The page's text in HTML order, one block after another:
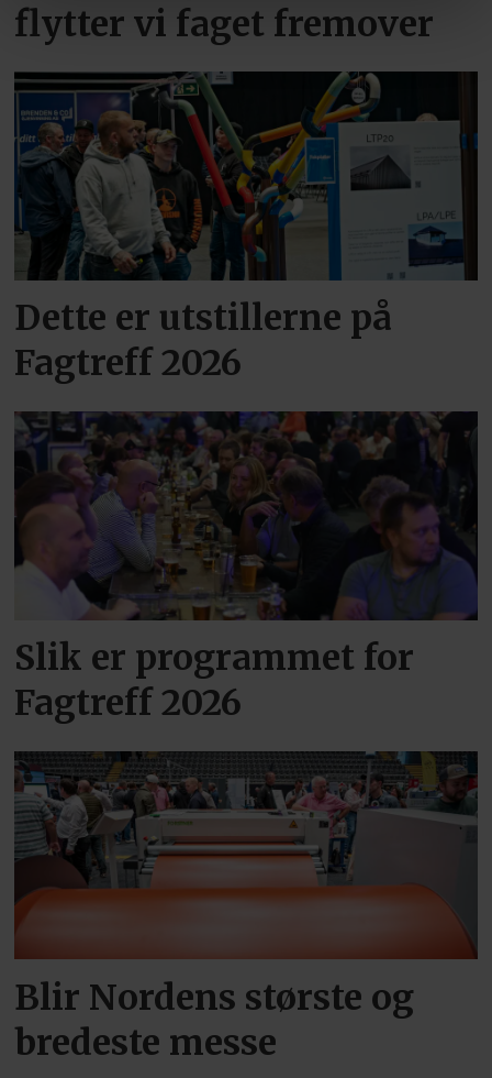
flytter vi faget fremover
Dette er utstillerne på
Fagtreff 2026
Slik er programmet for
Fagtreff 2026
Blir Nordens største og
bredeste messe